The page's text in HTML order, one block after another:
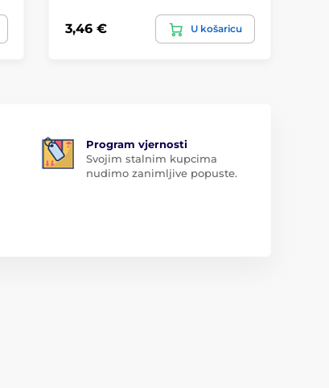
3,46 € U košaricu
Program vjernosti
Svojim stalnim kupcima
nudimo zanimljive popuste.